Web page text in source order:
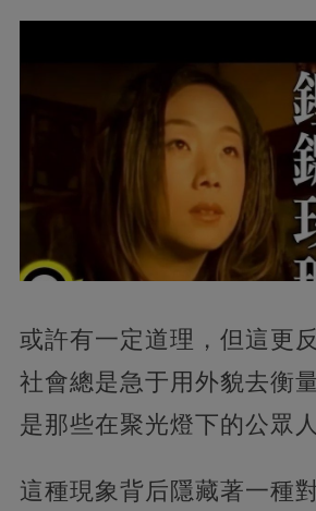
或許有一定道理，但這更
社會總是急于用外貌去衡
是那些在聚光燈下的公眾人
這種現象背后隱藏著一種